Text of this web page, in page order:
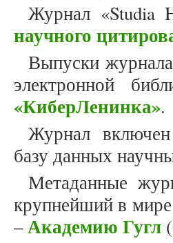
Журнал «Studia
научного
Выпуски
электронной
«КиберЛенинка».
Журнал
базу данных
Метаданные
крупнейший в
–Академию Гугл